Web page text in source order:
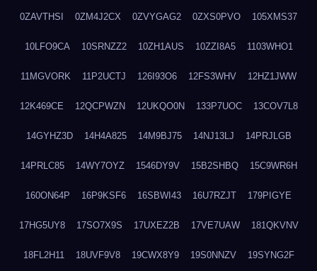
0ZAVTHSI 0ZM4J2CX 0ZVYGAG2 0ZXS0PVO 105XMS37
10LFO9CA 10SRNZZ2 10ZH1AUS 10ZZI8A5 1103WHO1
11MGVORK 11P2UCTJ 126I93O6 12FS3WHV 12HZ1JWW
12K469CE 12QCPWZN 12UKQO0N 133P7UOC 13COV7L8
14GYHZ3D 14H4A825 14M9BJ75 14NJ13LJ 14PRJLGB
14PRLC85 14WY7OYZ 1546DY9V 15B2SHBQ 15C9WR6H
160ON64P 16P9KSF6 16SBWI43 16U7RZJT 179PIGYE
17HG5UY8 17SO7X9S 17UXEZ2B 17VE7UAW 181QKVNV
18FL2H11 18UVF9V8 19CWX8Y9 19S0NNZV 19SYNG2F